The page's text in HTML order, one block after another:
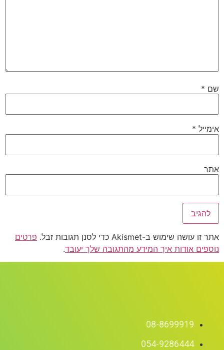
שם *
אימייל *
אתר
אתר זו עושה שימוש ב-Akismet כדי לסנן תגובות זבל.
פרטים
נוספים אודות איך המידע מהתגובה שלך יעובד.
08-8699919
054-9286444